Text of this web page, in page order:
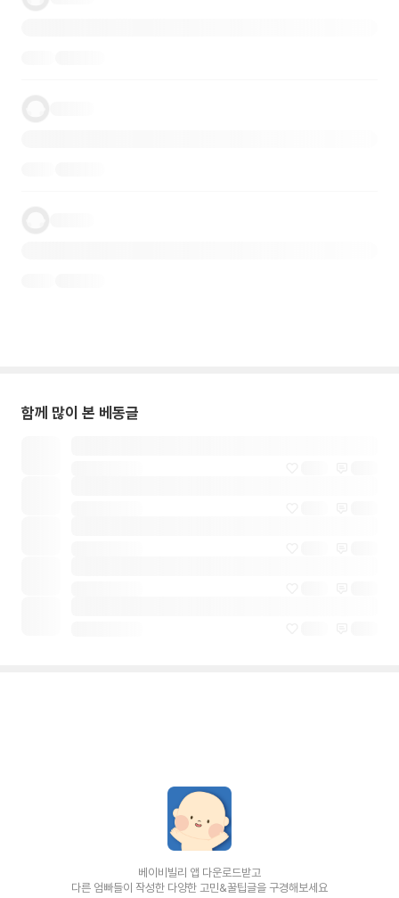
함께 많이 본 베동글
베이비빌리 앱 다운로드받고
다른 엄빠들이 작성한 다양한 고민&꿀팁글을 구경해보세요